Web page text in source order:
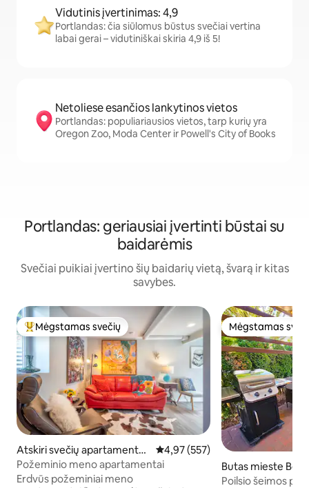
Vidutinis įvertinimas: 4,9
Portlandas: čia siūlomus būstus svečiai vertina
labai gerai – vidutiniškai skiria 4,9 iš 5!
Netoliese esančios lankytinos vietos
Portlandas: populiariausios vietos, tarp kurių yra
Oregon Zoo, Moda Center ir Powell's City of Books
Portlandas: geriausiai įvertinti būstai su
baidarėmis
Svečiai puikiai įvertino šių baidarių vietą, švarą ir kitas
savybes.
Svečių mėgstamiausias
Mėgstamas svečių
Atskiri svečių apartamentai
mieste Portlandas
Vidutinis įvertinimas: 4,97 iš 5,
4,97 (557)
Požeminio meno apartamentai
Erdvūs požeminiai meno
Mėgstamas
Mėgstamas
Butas mieste
Poilsio šeimos